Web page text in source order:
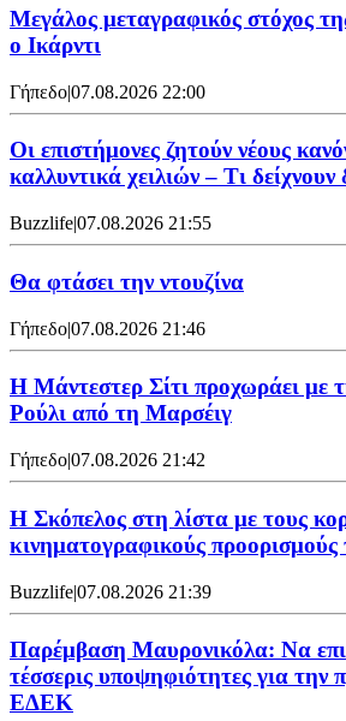
Μεγάλος μεταγραφικός στόχος
ο Ικάρντι
Γήπεδο|07.08.2026 22:00
Οι επιστήμονες ζητούν νέους
καλλυντικά χειλιών – Τι δείχνουν
Buzzlife|07.08.2026 21:55
Θα φτάσει την ντουζίνα
Γήπεδο|07.08.2026 21:46
Η Μάντεστερ Σίτι προχωράει με
Ρούλι από τη Μαρσέιγ
Γήπεδο|07.08.2026 21:42
Η Σκόπελος στη λίστα με τους
κινηματογραφικούς
Buzzlife|07.08.2026 21:39
Παρέμβαση Μαυρονικόλα: Να
τέσσερις υποψηφιότητες για την
ΕΔΕΚ